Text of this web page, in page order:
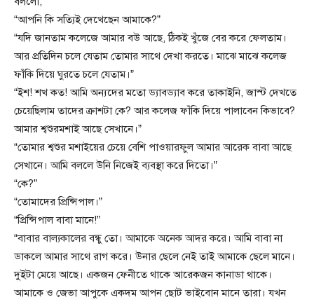
“আপনি কি সত্যিই দেখেছেন আমাকে?”
“যদি জানতাম কলেজে আমার বউ আছে, ঠিকই খুঁজে বের করে ফেলতাম।
আর প্রতিদিন চলে যেতাম তোমার সাথে দেখা করতে। মাঝে মাঝে কলেজ
ফাঁকি দিয়ে ঘুরতে চলে যেতাম।”
“ইশ! শখ কত! আমি অন্যদের মতো ড্যাবড্যাব করে তাকাইনি, জাস্ট দেখতে
চেয়েছিলাম তাদের ক্রাশটা কে? আর কলেজ ফাঁকি দিয়ে পালাবেন কিভাবে?
আমার শ্বশুরমশাই আছে সেখানে।”
“তোমার শ্বশুর মশাইয়ের চেয়ে বেশি পাওয়ারফুল আমার আরেক বাবা আছে
সেখানে। আমি বললে উনি নিজেই ব্যবস্থা করে দিতো।”
“কে?”
“তোমাদের প্রিন্সিপাল।”
“প্রিন্সিপাল বাবা মানে!”
“বাবার বাল্যকালের বন্ধু তো। আমাকে অনেক আদর করে। আমি বাবা না
ডাকলে আমার সাথে রাগ করে। উনার ছেলে নেই তাই আমাকে ছেলে মানে।
দুইটা মেয়ে আছে। একজন ফেনীতে থাকে আরেকজন কানাডা থাকে।
আমাকে ও জেভা আপুকে একদম আপন ছোট ভাইবোন মানে তারা। যখন